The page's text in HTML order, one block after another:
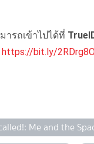
ารถเข้าไปได้ที่
https://bit.ly/
Me and the